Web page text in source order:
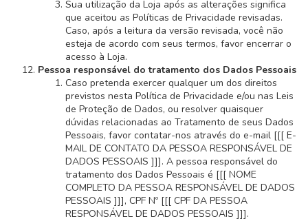
Sua utilização da Loja após as alterações significa
que aceitou as Políticas de Privacidade revisadas.
Caso, após a leitura da versão revisada, você não
esteja de acordo com seus termos, favor encerrar o
acesso à Loja.
Pessoa responsável do tratamento dos Dados Pessoais
Caso pretenda exercer qualquer um dos direitos
previstos nesta Política de Privacidade e/ou nas Leis
de Proteção de Dados, ou resolver quaisquer
dúvidas relacionadas ao Tratamento de seus Dados
Pessoais, favor contatar-nos através do e-mail [[[ E-
MAIL DE CONTATO DA PESSOA RESPONSÁVEL DE
DADOS PESSOAIS ]]]. A pessoa responsável do
tratamento dos Dados Pessoais é [[[ NOME
COMPLETO DA PESSOA RESPONSÁVEL DE DADOS
PESSOAIS ]]], CPF Nº [[[ CPF DA PESSOA
RESPONSÁVEL DE DADOS PESSOAIS ]]].